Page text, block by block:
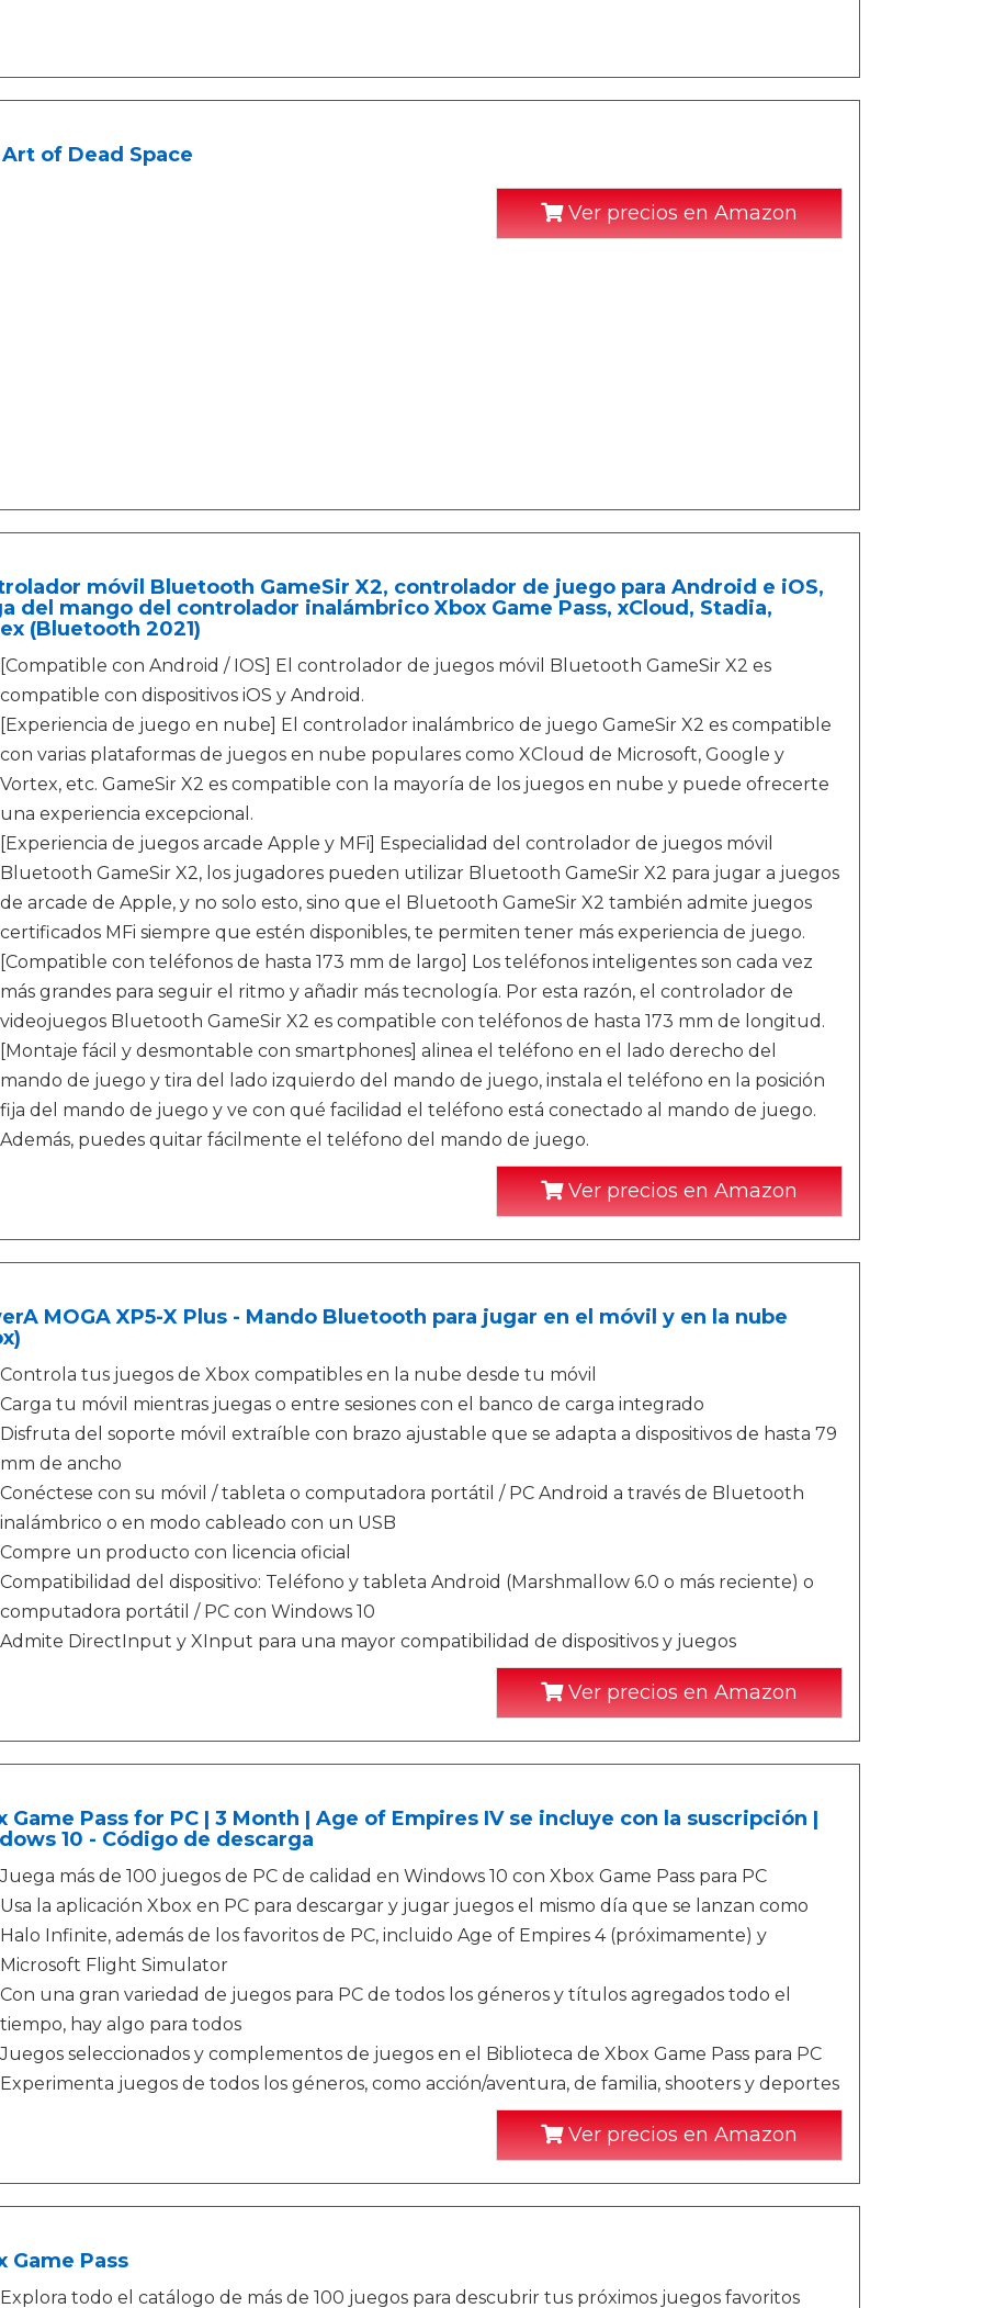
of Dead Space
Ver precios en Amazon
móvil Bluetooth GameSir X2, controlador de juego para Android e iOS,
del mango del controlador inalámbrico Xbox Game Pass, xCloud, Stadia,
(Bluetooth 2021)
[Compatible con Android / IOS] El controlador de juegos móvil Bluetooth GameSir X2 es
compatible con dispositivos iOS y Android.
[Experiencia de juego en nube] El controlador inalámbrico de juego GameSir X2 es compatible
con varias plataformas de juegos en nube populares como XCloud de Microsoft, Google y
Vortex, etc. GameSir X2 es compatible con la mayoría de los juegos en nube y puede ofrecerte
una experiencia excepcional.
[Experiencia de juegos arcade Apple y MFi] Especialidad del controlador de juegos móvil
Bluetooth GameSir X2, los jugadores pueden utilizar Bluetooth GameSir X2 para jugar a juegos
de arcade de Apple, y no solo esto, sino que el Bluetooth GameSir X2 también admite juegos
certificados MFi siempre que estén disponibles, te permiten tener más experiencia de juego.
[Compatible con teléfonos de hasta 173 mm de largo] Los teléfonos inteligentes son cada vez
más grandes para seguir el ritmo y añadir más tecnología. Por esta razón, el controlador de
videojuegos Bluetooth GameSir X2 es compatible con teléfonos de hasta 173 mm de longitud.
[Montaje fácil y desmontable con smartphones] alinea el teléfono en el lado derecho del
mando de juego y tira del lado izquierdo del mando de juego, instala el teléfono en la posición
fija del mando de juego y ve con qué facilidad el teléfono está conectado al mando de juego.
Además, puedes quitar fácilmente el teléfono del mando de juego.
Ver precios en Amazon
MOGA XP5-X Plus - Mando Bluetooth para jugar en el móvil y en la nube
Controla tus juegos de Xbox compatibles en la nube desde tu móvil
Carga tu móvil mientras juegas o entre sesiones con el banco de carga integrado
Disfruta del soporte móvil extraíble con brazo ajustable que se adapta a dispositivos de hasta 79
mm de ancho
Conéctese con su móvil / tableta o computadora portátil / PC Android a través de Bluetooth
inalámbrico o en modo cableado con un USB
Compre un producto con licencia oficial
Compatibilidad del dispositivo: Teléfono y tableta Android (Marshmallow 6.0 o más reciente) o
computadora portátil / PC con Windows 10
Admite DirectInput y XInput para una mayor compatibilidad de dispositivos y juegos
Ver precios en Amazon
Game Pass for PC | 3 Month | Age of Empires IV se incluye con la suscripción |
10 - Código de descarga
Juega más de 100 juegos de PC de calidad en Windows 10 con Xbox Game Pass para PC
Usa la aplicación Xbox en PC para descargar y jugar juegos el mismo día que se lanzan como
Halo Infinite, además de los favoritos de PC, incluido Age of Empires 4 (próximamente) y
Microsoft Flight Simulator
Con una gran variedad de juegos para PC de todos los géneros y títulos agregados todo el
tiempo, hay algo para todos
Juegos seleccionados y complementos de juegos en el Biblioteca de Xbox Game Pass para PC
Experimenta juegos de todos los géneros, como acción/aventura, de familia, shooters y deportes
Ver precios en Amazon
Game Pass
Explora todo el catálogo de más de 100 juegos para descubrir tus próximos juegos favoritos